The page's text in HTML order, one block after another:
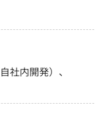
社内開発）、